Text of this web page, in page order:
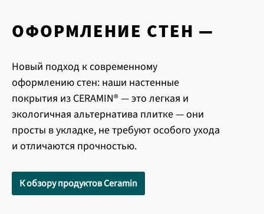
ОФОРМЛЕНИЕ СТЕН —
Новый подход к современному
оформлению стен: наши настенные
покрытия из CERAMIN® — это легкая и
экологичная альтернатива плитке — они
просты в укладке, не требуют особого ухода
и отличаются прочностью.
К обзору продуктов Ceramin